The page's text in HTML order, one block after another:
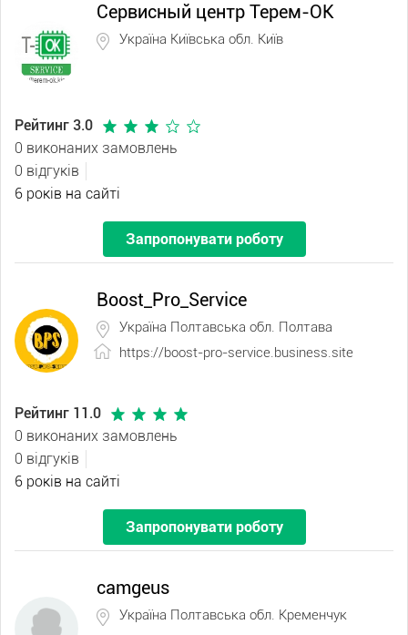
Сервисный центр Терем-ОК
Україна Київська обл. Київ
Рейтинг 3.0
0 виконаних замовлень
0 відгуків
6 років на сайті
Запропонувати роботу
Boost_Pro_Service
Україна Полтавська обл. Полтава
https://boost-pro-service.business.site
Рейтинг 11.0
0 виконаних замовлень
0 відгуків
6 років на сайті
Запропонувати роботу
camgeus
Україна Полтавська обл. Кременчук